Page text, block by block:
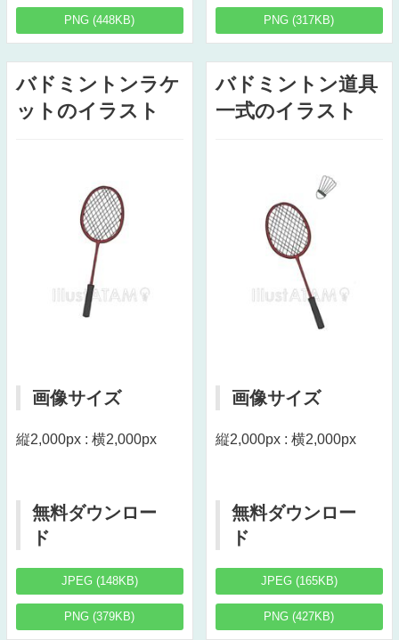
PNG (448KB) PNG (317KB)
バドミントンラケ
ットのイラスト
画像サイズ
縦2,000px : 横2,000px
無料ダウンロー
ド
JPEG (148KB)
PNG (379KB)
バドミントン道具
一式のイラスト
画像サイズ
縦2,000px : 横2,000px
無料ダウンロー
ド
JPEG (165KB)
PNG (427KB)